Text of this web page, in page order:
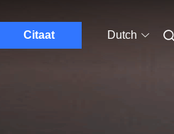
Citaat Dutch